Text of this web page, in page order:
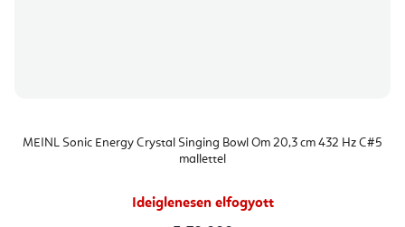
MEINL Sonic Energy Crystal Singing Bowl Om 20,3 cm 432 Hz C#5
mallettel
Ideiglenesen elfogyott